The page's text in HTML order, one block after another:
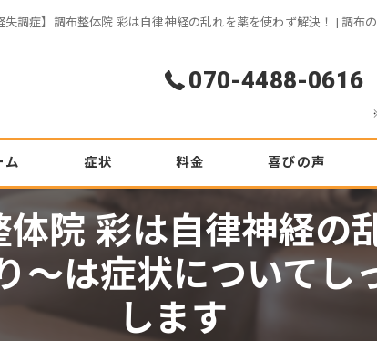
失調症】調布整体院 彩は自律神経の乱れを薬を使わず解決！ | 調
070-4488-0616
ム 症状
腰痛
ぎっくり腰
坐骨神経痛
料金
初めての方へ
喜びの声
体院 彩は自律神経の
〜は症状についてし
します